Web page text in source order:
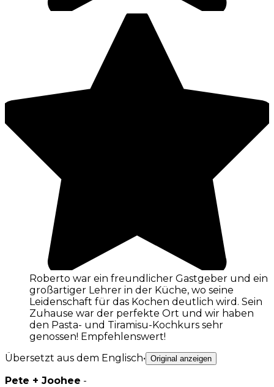
Roberto war ein freundlicher Gastgeber und ein
großartiger Lehrer in der Küche, wo seine
Leidenschaft für das Kochen deutlich wird. Sein
Zuhause war der perfekte Ort und wir haben
den Pasta- und Tiramisu-Kochkurs sehr
genossen! Empfehlenswert!
Übersetzt aus dem Englisch• Original anzeigen
Pete + Joohee -